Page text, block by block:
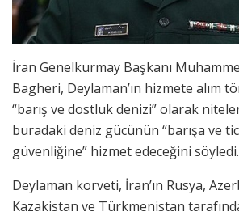
İran Genelkurmay Başkanı
Bagheri, Deylaman’ın hizmete alım
“barış ve dostluk denizi” olarak
buradaki deniz gücünün “barışa ve
güvenliğine” hizmet edeceğini söyledi.
Deylaman korveti, İran’ın Rusya,
Kazakistan ve Türkmenistan